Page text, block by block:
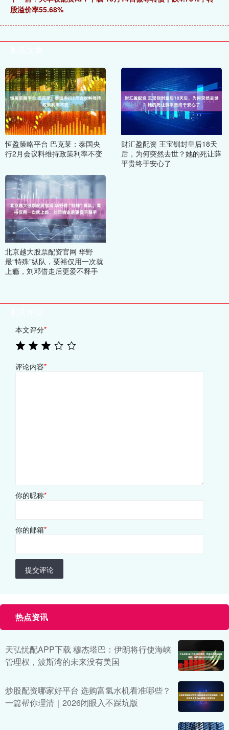
股溢价率55.68%
恒盈策略平台 巴克莱：泰国央
行2月会议料维持政策利率不变
财汇盈配资 王宝钏封皇后18天
后，为何突然去世？她的死让薛
平贵终于安心了
北京越大股票配资官网 华野
最“特殊”纵队，粟裕仅用一次就
上瘾，刘邓借走后更爱不释手
本文评分*
评论内容*
你的昵称*
你的邮箱*
提交评论
热点资讯
天弘忧配APP下载 穆杰塔巴：伊朗将行使海峡
管理权，波斯湾的未来没有美国
炒股配资哪家好平台 选购富氢水机看准哪些？
一篇帮你理清｜2026闭眼入不踩坑版